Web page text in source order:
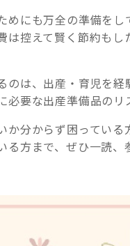
めにも万全の準備を
は控えて賢く節約も
のは、出産・育児を
要な出産準備品のリ
か分からず困ってい
る方まで、ぜひ一読、